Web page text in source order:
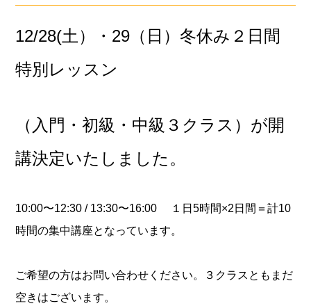
12/28(土）・29（日）冬休み２日間
特別レッスン
（入門・初級・中級３クラス）が開
講決定いたしました。
10:00〜12:30 / 13:30〜16:00 １日5時間×2日間＝計10
時間の集中講座となっています。
ご希望の方はお問い合わせください。３クラスともまだ
空きはございます。